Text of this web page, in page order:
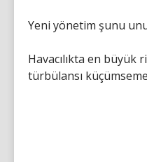
Yeni yönetim şunu
Havacılıkta en büyük
türbülansı